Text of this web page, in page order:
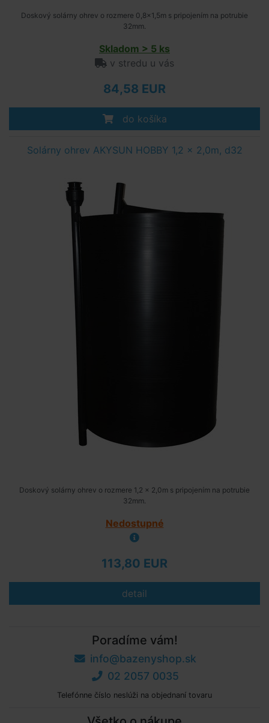
Doskový solárny ohrev o rozmere 0,8x1,5m s pripojením na potrubie
32mm.
Skladom > 5 ks
v stredu u vás
84,58 EUR
do košíka
Solárny ohrev AKYSUN HOBBY 1,2 x 2,0m, d32
Doskový solárny ohrev o rozmere 1,2 x 2,0m s pripojením na potrubie
32mm.
Nedostupné
113,80 EUR
detail
Poradíme vám!
info@bazenyshop.sk
02 2057 0035
Telefónne číslo neslúži na objednaní tovaru